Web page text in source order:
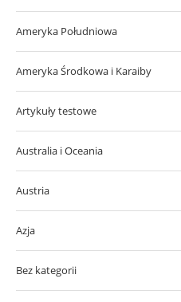
Ameryka Południowa
Ameryka Środkowa i Karaiby
Artykuły testowe
Australia i Oceania
Austria
Azja
Bez kategorii